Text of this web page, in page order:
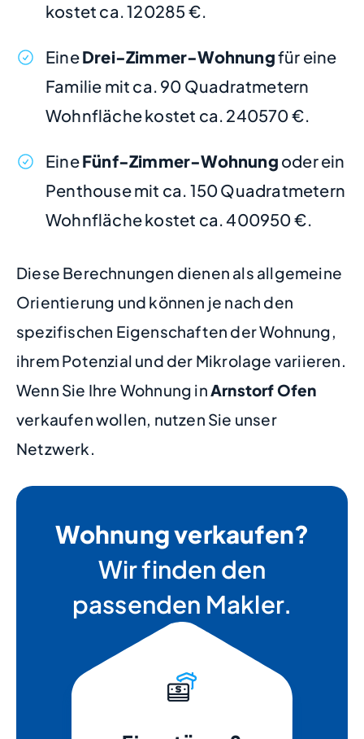
kostet ca. 120285 €.
EineDrei-Zimmer-Wohnungfür eine
Familie mit ca. 90 Quadratmetern
Wohnfläche kostet ca. 240570 €.
EineFünf-Zimmer-Wohnung oder ein
Penthouse mit ca. 150 Quadratmetern
Wohnfläche kostet ca. 400950 €.
Diese Berechnungen dienen als allgemeine
Orientierung und können je nach den
spezifischen Eigenschaften der Wohnung,
ihrem Potenzial und der Mikrolage variieren.
Wenn Sie Ihre Wohnung in Arnstorf Ofen
verkaufen wollen, nutzen Sie unser
Netzwerk.
Wohnung verkaufen?
Wir finden den
passenden Makler.